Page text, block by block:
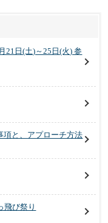
日(土)～25日(火) 参
項と、アプローチ方法
飛び祭り